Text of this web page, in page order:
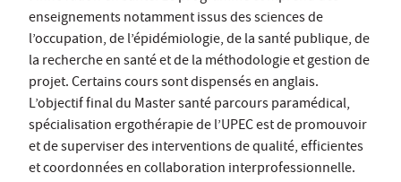
enseignements notamment issus des sciences de
l’occupation, de l’épidémiologie, de la santé publique, de
la recherche en santé et de la méthodologie et gestion de
projet. Certains cours sont dispensés en anglais.
L’objectif final du Master santé parcours paramédical,
spécialisation ergothérapie de l’UPEC est de promouvoir
et de superviser des interventions de qualité, efficientes
et coordonnées en collaboration interprofessionnelle.